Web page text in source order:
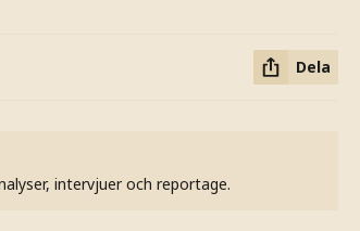
Dela
intervjuer och reportage.